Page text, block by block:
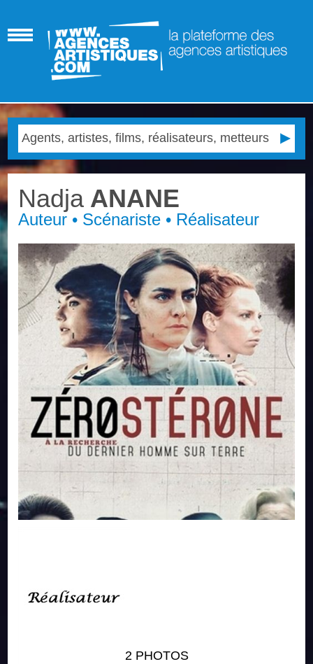
Nadja ANANE
Auteur • Scénariste • Réalisateur
2 PHOTOS